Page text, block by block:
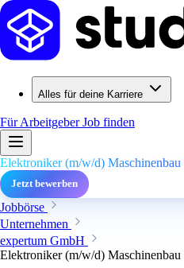
Alles für deine Karriere
Für ArbeitgeberJob finden
Elektroniker (m/w/d)
Jetzt bewerben
Jobbörse
Unternehmen
expertum GmbH
Elektroniker (m/w/d)